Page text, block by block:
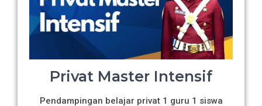
Privat Master Intensif
Pendampingan belajar privat 1 guru 1 siswa